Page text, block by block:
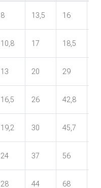
8 13,5 16
10,8 17 18,5
13 20 29
16,5 26 42,8
19,2 30 45,7
24 37 56
28 44 68